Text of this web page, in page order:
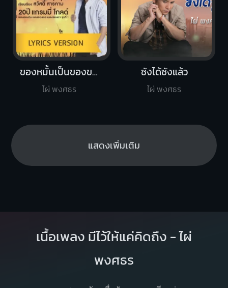
ของหมั้นเป็นของขวัญ
ไผ่ พงศธร
ซังได้ซังแล้ว
ไผ่ พงศธร
แสดงเพิ่มเติม
เนื้อเพลง มีไว้ให้แค่คิดถึง - ไผ่
พงศธร